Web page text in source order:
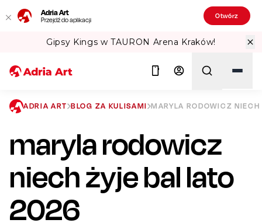
Adria Art
Przejdź do aplikacji Otwórz
Kraków! Sprawdź Teatralne Lato
ADRIA ART BLOG ZA KULISAMI MARYLA RODOWICZ
maryla rodowicz
niech żyje bal lato
2026